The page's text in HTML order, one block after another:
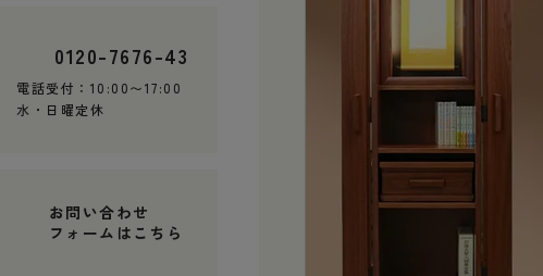
0120-7676-43
電話受付：10:00〜17:00
水・日曜定休
お問い合わせ
フォームはこちら